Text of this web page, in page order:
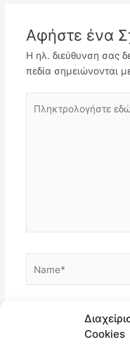
Cookies
Αφήστε ένα
Η ηλ. διεύθυνση σας
πεδία σημειώνονται
εδώ..